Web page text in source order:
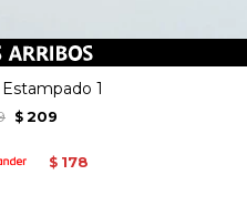
1
$ 209
$ 178